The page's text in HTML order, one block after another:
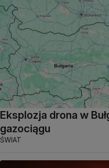
Eksplozja drona w
gazociągu
ŚWIAT